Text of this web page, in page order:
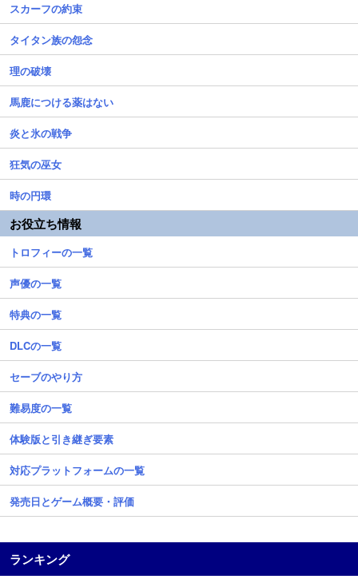
スカーフの約束
タイタン族の怨念
理の破壊
馬鹿につける薬はない
炎と氷の戦争
狂気の巫女
時の円環
お役立ち情報
トロフィーの一覧
声優の一覧
特典の一覧
DLCの一覧
セーブのやり方
難易度の一覧
体験版と引き継ぎ要素
対応プラットフォームの一覧
発売日とゲーム概要・評価
ランキング